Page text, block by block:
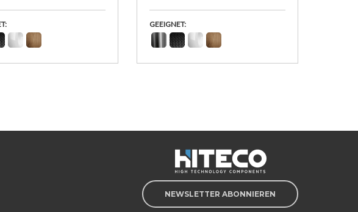
GEEIGNET:
NEWSLETTER ABONNIEREN